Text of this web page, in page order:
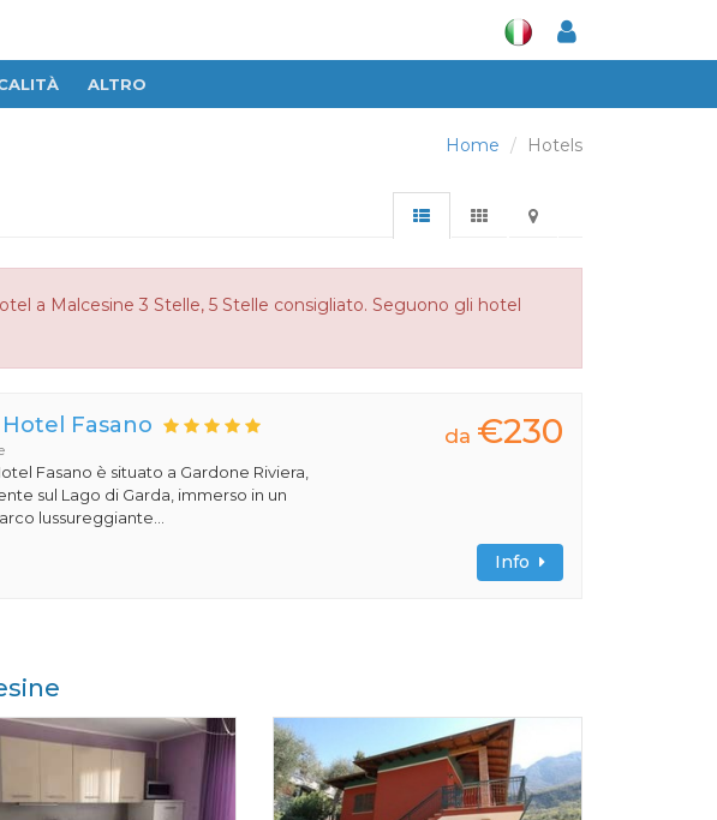
ALTRO
Home Hotels
a Malcesine 3 Stelle, 5 Stelle consigliato. Seguono gli hotel
Fasano
Fasano è situato a Gardone Riviera,
sul Lago di Garda, immerso in un
lussureggiante...
da €230
Info